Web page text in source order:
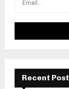
Recent